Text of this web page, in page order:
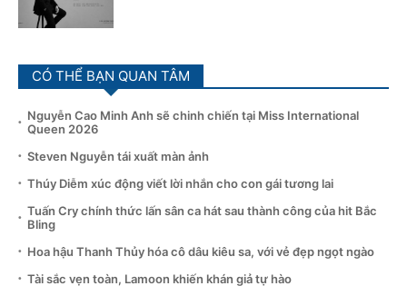
CÓ THỂ BẠN QUAN TÂM
Nguyễn Cao Minh Anh sẽ chinh chiến tại Miss International
Queen 2026
Steven Nguyễn tái xuất màn ảnh
Thúy Diễm xúc động viết lời nhắn cho con gái tương lai
Tuấn Cry chính thức lấn sân ca hát sau thành công của hit Bắc
Bling
Hoa hậu Thanh Thủy hóa cô dâu kiêu sa, với vẻ đẹp ngọt ngào
Tài sắc vẹn toàn, Lamoon khiến khán giả tự hào